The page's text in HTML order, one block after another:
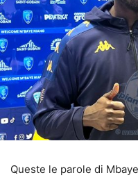
Queste le parole di